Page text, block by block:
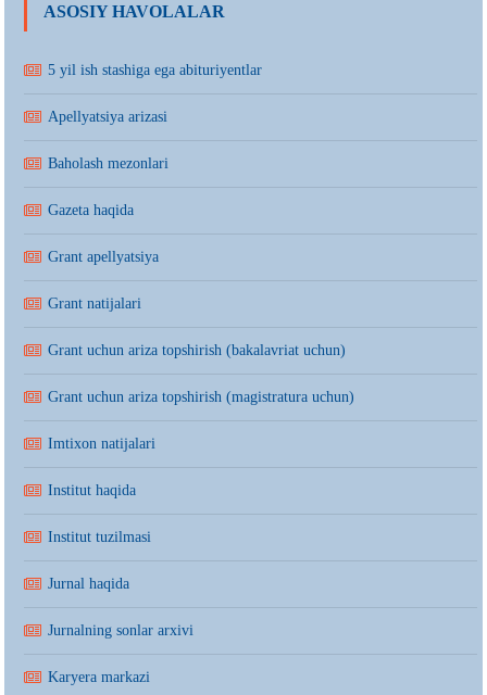
ASOSIY HAVOLALAR
5 yil ish stashiga ega abituriyentlar
Apellyatsiya arizasi
Baholash mezonlari
Gazeta haqida
Grant apellyatsiya
Grant natijalari
Grant uchun ariza topshirish (bakalavriat uchun)
Grant uchun ariza topshirish (magistratura uchun)
Imtixon natijalari
Institut haqida
Institut tuzilmasi
Jurnal haqida
Jurnalning sonlar arxivi
Karyera markazi